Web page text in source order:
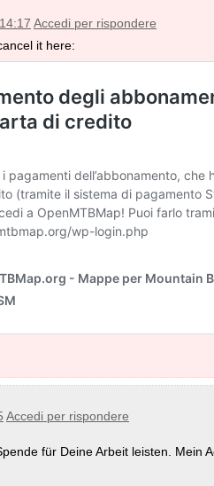
Accedi per rispondere
it here:
Accedi per rispondere
für Deine Arbeit leisten. Mein